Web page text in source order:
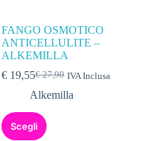
FANGO OSMOTICO
ANTICELLULITE –
ALKEMILLA
€27,90
€ 19,55 IVA Inclusa
Alkemilla
Scegli